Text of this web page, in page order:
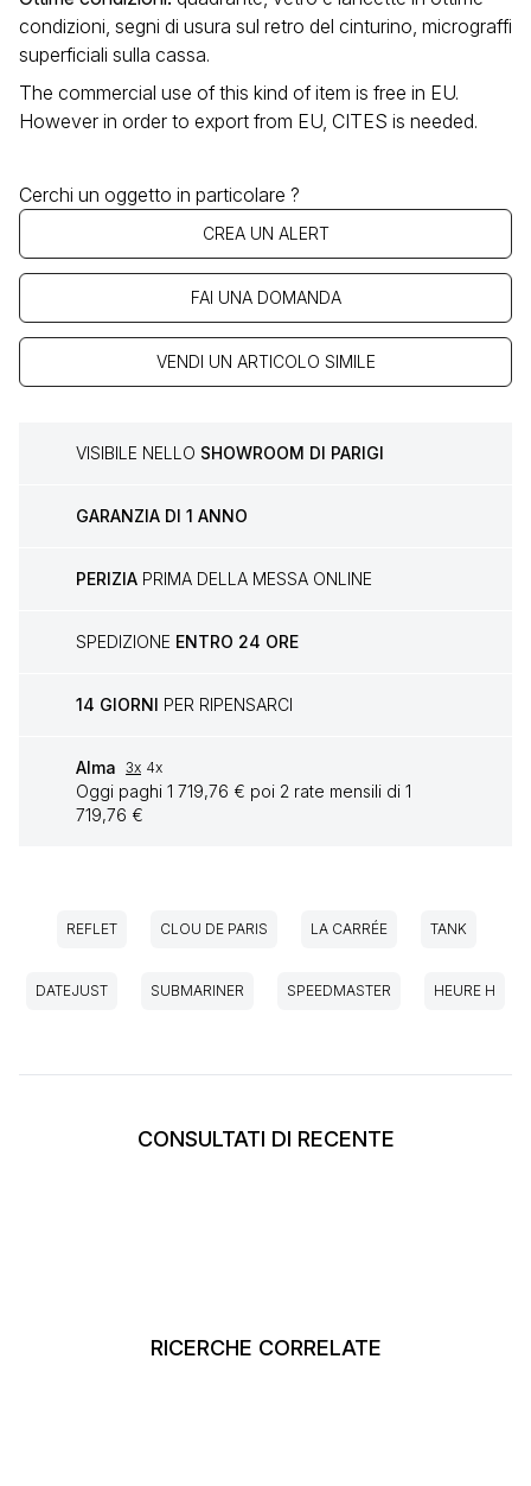
condizioni, segni di usura sul retro del cinturino, micrograffi
superficiali sulla cassa.
The commercial use of this kind of item is free in EU.
However in order to export from EU, CITES is needed.
Cerchi un oggetto in particolare ?
CREA UN ALERT
FAI UNA DOMANDA
VENDI UN ARTICOLO SIMILE
VISIBILE NELLO SHOWROOM DI PARIGI
GARANZIA DI 1 ANNO
PERIZIA PRIMA DELLA MESSA ONLINE
SPEDIZIONE ENTRO 24 ORE
14 GIORNI PER RIPENSARCI
Alma 3x 4x
Oggi paghi 1 719,76 € poi 2 rate mensili di 1
719,76 €
REFLET CLOU DE PARIS LA CARRÉE TANK
DATEJUST SUBMARINER SPEEDMASTER HEURE H
CONSULTATI DI RECENTE
RICERCHE CORRELATE